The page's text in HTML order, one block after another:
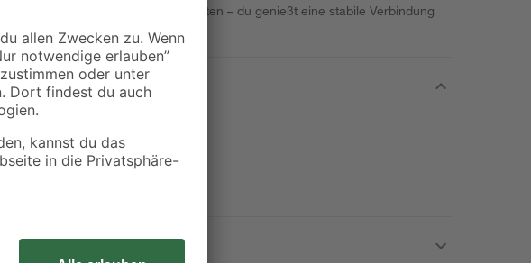
Ob Streaming, Surfen oder Arbeiten – du genießt eine stabile Verbindung